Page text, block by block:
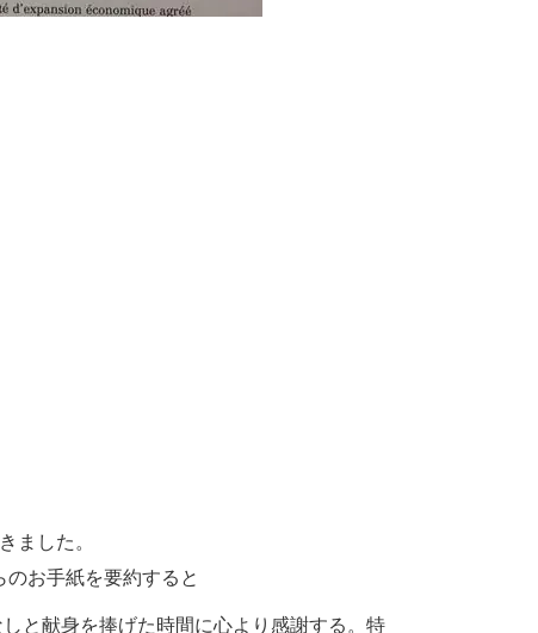
ました。
お手紙を要約すると
と献身を捧げた時間に心より感謝する。特